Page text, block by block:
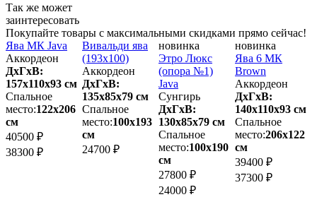
Так же может
заинтересовать
Покупайте товары с максимальными скидками прямо сейчас!
Ява МК Java
Аккордеон
ДхГхВ:
157х110x93 см
Спальное
место:122х206
см
40500 ₽
38300 ₽
Вивальди ява
(193х100)
Аккордеон
ДхГхВ:
135х85x79 см
Спальное
место:100х193
см
24700 ₽
новинка
Этро Люкс
(опора №1)
Java
Сунгирь
ДхГхВ:
130х85x79 см
Спальное
место:100х190
см
27800 ₽
24000 ₽
новинка
Ява 6 МК
Brown
Аккордеон
ДхГхВ:
140х110x93 см
Спальное
место:206х122
см
39400 ₽
37300 ₽